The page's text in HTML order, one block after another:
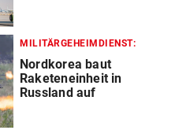
MILITÄRGEHEIMDIENST:
Nordkorea baut
Raketeneinheit in
Russland auf